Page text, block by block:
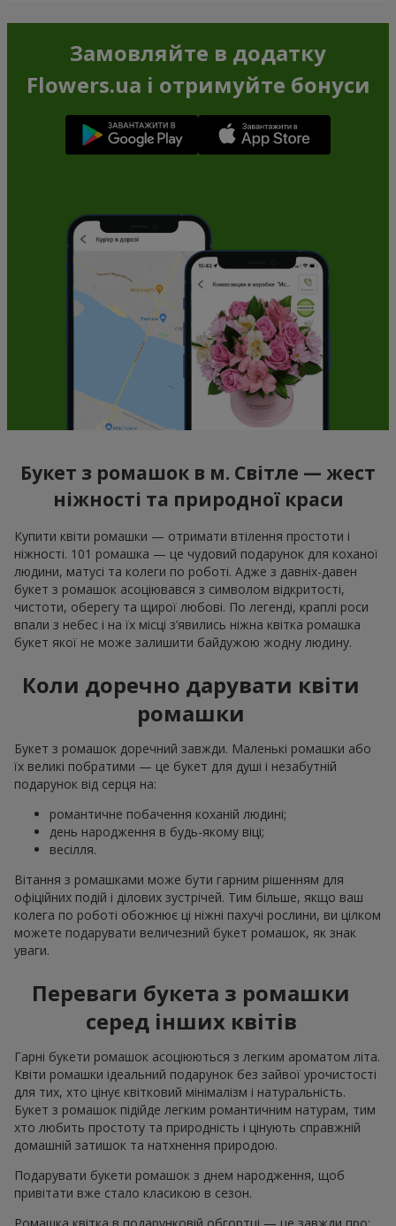
Замовляйте в додатку
Flowers.ua і отримуйте бонуси
Букет з ромашок в м. Світле — жест
ніжності та природної краси
Купити квіти ромашки — отримати втілення простоти і
ніжності. 101 ромашка — це чудовий подарунок для коханої
людини, матусі та колеги по роботі. Адже з давніх-давен
букет з ромашок асоціювався з символом відкритості,
чистоти, оберегу та щирої любові. По легенді, краплі роси
впали з небес і на їх місці з’явились ніжна квітка ромашка
букет якої не може залишити байдужою жодну людину.
Коли доречно дарувати квіти
ромашки
Букет з ромашок доречний завжди. Маленькі ромашки або
їх великі побратими — це букет для душі і незабутній
подарунок від серця на:
романтичне побачення коханій людині;
день народження в будь-якому віці;
весілля.
Вітання з ромашками може бути гарним рішенням для
офіційних подій і ділових зустрічей. Тим більше, якщо ваш
колега по роботі обожнює ці ніжні пахучі рослини, ви цілком
можете подарувати величезний букет ромашок, як знак
уваги.
Переваги букета з ромашки
серед інших квітів
Гарні букети ромашок асоціюються з легким ароматом літа.
Квіти ромашки ідеальний подарунок без зайвої урочистості
для тих, хто цінує квітковий мінімалізм і натуральність.
Букет з ромашок підійде легким романтичним натурам, тим
хто любить простоту та природність і цінують справжній
домашній затишок та натхнення природою.
Подарувати букети ромашок з днем народження, щоб
привітати вже стало класикою в сезон.